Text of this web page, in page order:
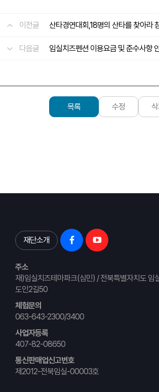
이전글 산타경연대회,18명의 산타를 찾아라
다음글 임실치즈펜션 이용요금 및 준수사항
목록 수정 삭
재단소개
주소
재)임실치즈테마파크(심민) / 전북특별자치도 임
도인2길50
체험문의
063-643-2300/3400
사업자등록
407-82-08650
통신판매업신고번호
제2012-전북임실-00003호